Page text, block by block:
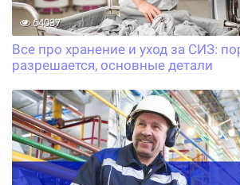
64037
Все про хранение и уход за СИЗ:
разрешается, основные детали